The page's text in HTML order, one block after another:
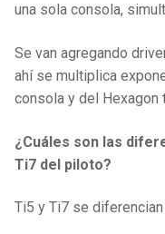
una sola consola,
Se van agregando
ahí se multiplica
consola y del Hexagon
¿Cuáles son las
Ti7 del piloto?
Ti5 y Ti7 se